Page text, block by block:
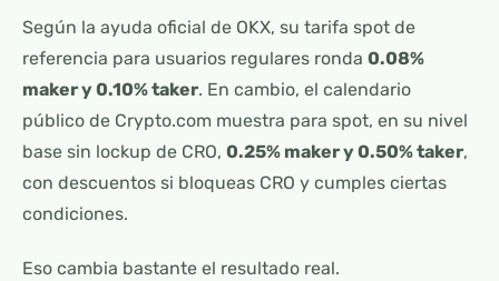
Según la ayuda oficial de OKX, su tarifa spot de
referencia para usuarios regulares ronda 0.08%
maker y 0.10% taker. En cambio, el calendario
público de Crypto.com muestra para spot, en su nivel
base sin lockup de CRO, 0.25% maker y 0.50% taker,
con descuentos si bloqueas CRO y cumples ciertas
condiciones.
Eso cambia bastante el resultado real.